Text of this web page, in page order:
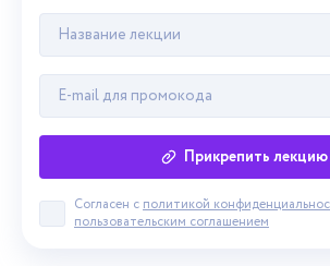
Прикрепить лекцию
Принять пользовательское
Согласен с политикой
пользовательским соглашением